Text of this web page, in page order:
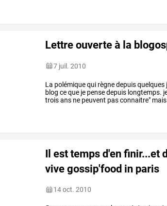
Lettre ouverte à la
7 juil. 2010
La polémiquequi règnedepuisquelques
blog ceque je pensedepuis longtemps.
troisans ne peuvent pasconnaitre" mais
Il est temps d'en finir...et
vive gossip'food in paris
14 oct. 2010